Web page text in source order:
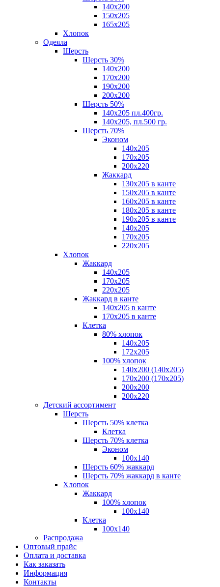
140x200
150х205
165х205
Хлопок
Одеяла
Шерсть
Шерсть 30%
140х200
170х200
190х200
200х200
Шерсть 50%
140х205 пл.400гр.
140х205, пл.500 гр.
Шерсть 70%
Эконом
140х205
170х205
200х220
Жаккард
130х205 в канте
150х205 в канте
160х205 в канте
180х205 в канте
190х205 в канте
140х205
170х205
220х205
Хлопок
Жаккард
140x205
170х205
220х205
Жаккард в канте
140х205 в канте
170х205 в канте
Клетка
80% хлопок
140x205
172х205
100% хлопок
140x200 (140х205)
170x200 (170х205)
200х200
200х220
Детский ассортимент
Шерсть
Шерсть 50% клетка
Клетка
Шерсть 70% клетка
Эконом
100x140
Шерсть 60% жаккард
Шерсть 70% жаккард в канте
Хлопок
Жаккард
100% хлопок
100x140
Клетка
100х140
Распродажа
Оптовый прайс
Оплата и доставка
Как заказать
Информация
Контакты